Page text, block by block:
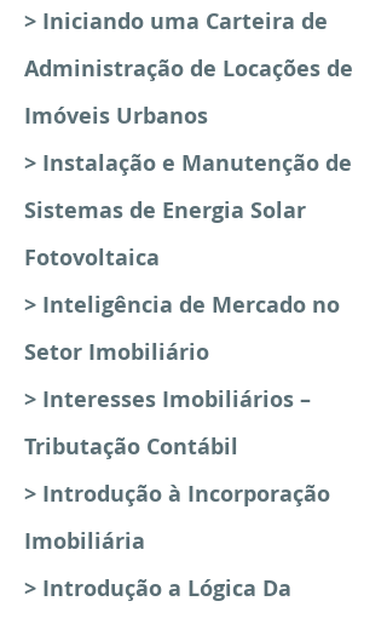
> Iniciando uma Carteira de
Administração de Locações de
Imóveis Urbanos
> Instalação e Manutenção de
Sistemas de Energia Solar
Fotovoltaica
> Inteligência de Mercado no
Setor Imobiliário
> Interesses Imobiliários –
Tributação Contábil
> Introdução à Incorporação
Imobiliária
> Introdução a Lógica Da